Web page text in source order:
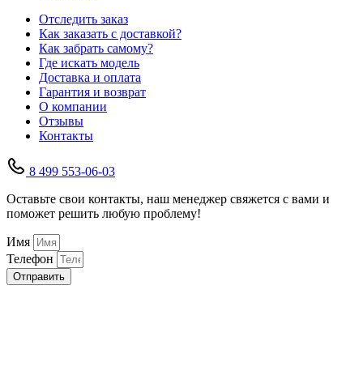
Отследить заказ
Как заказать с доставкой?
Как забрать самому?
Где искать модель
Доставка и оплата
Гарантия и возврат
О компании
Отзывы
Контакты
8 499 553-06-03
Оставьте свои контакты, наш менеджер свяжется с вами и
поможет решить любую проблему!
Имя
Телефон
Отправить